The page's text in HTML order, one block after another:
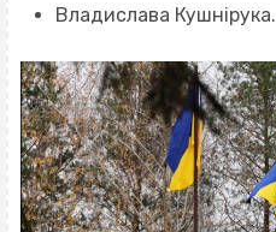
Владислава Кушнірука.